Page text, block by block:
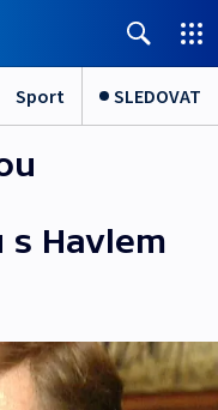
Sport SLEDOVAT
Havlem